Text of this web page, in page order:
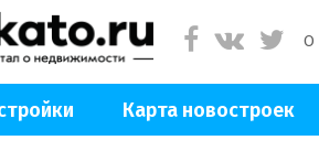
О
Карта новостроек